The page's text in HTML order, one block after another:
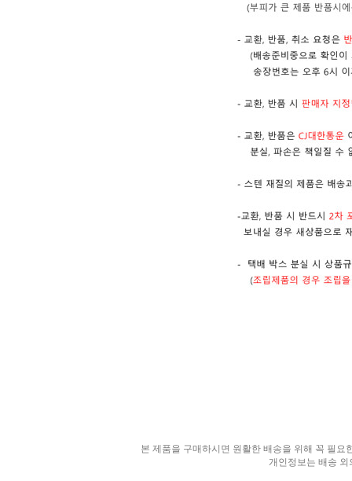
본 제품을 구매하시면 원활한 배송을 위해 꼭 필
개인정보는 배송